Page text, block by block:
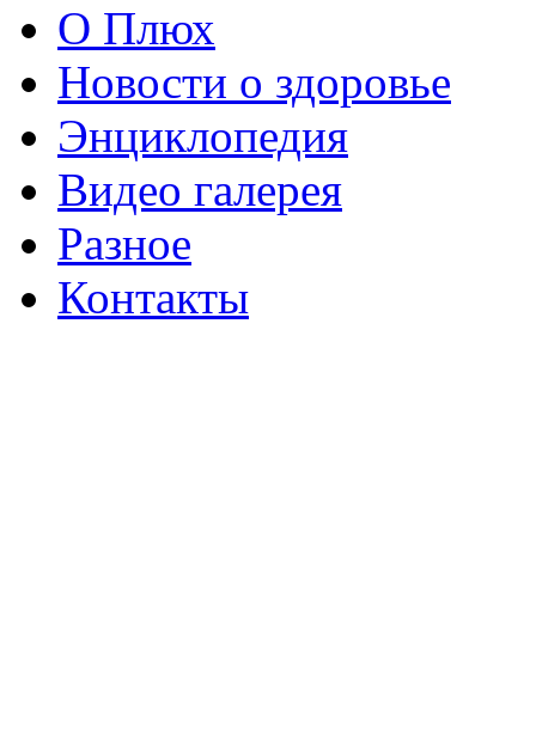
О Плюх
Новости о здоровье
Энциклопедия
Видео галерея
Разное
Контакты